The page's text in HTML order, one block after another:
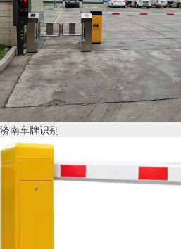
济南车牌识别